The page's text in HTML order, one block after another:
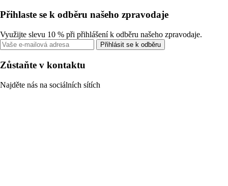
Přihlaste se k odběru našeho zpravodaje
Využijte slevu 10 % při přihlášení k odběru našeho zpravodaje.
Přihlásit se k odběru
Zůstaňte v kontaktu
Najděte nás na sociálních sítích